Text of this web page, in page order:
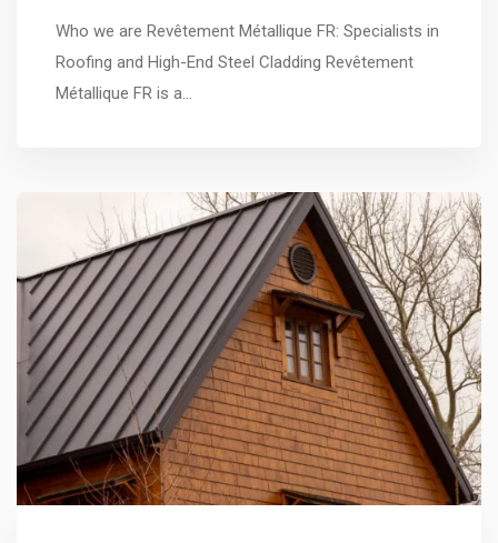
Who we are Revêtement Métallique FR: Specialists in
Roofing and High-End Steel Cladding Revêtement
Métallique FR is a…